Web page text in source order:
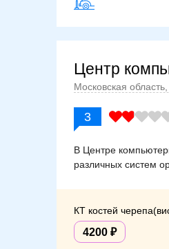
Центр
Московская
3
В Центре
различных систем
КТ костей
4200